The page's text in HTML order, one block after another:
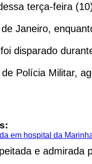
terça-feira
Janeiro,
disparado
Polícia Militar,
em hospital da
e